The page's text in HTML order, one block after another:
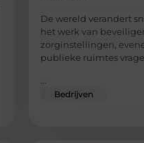
De wereld verandert
het werk van
zorginstellingen,
publieke ruimtes
Bedrijven